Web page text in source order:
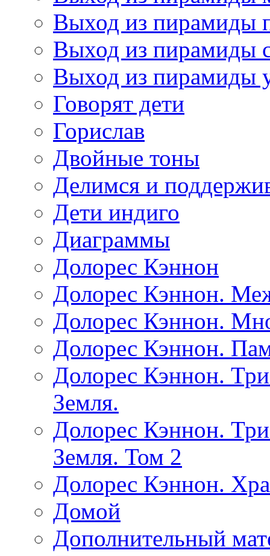
Выход из пирамиды
Выход из пирамиды
Выход из пирамиды
Говорят дети
Горислав
Двойные тоны
Делимся и
Дети индиго
Диаграммы
Долорес Кэннон
Долорес Кэннон.
Долорес Кэннон.
Долорес Кэннон.
Долорес Кэннон.
Земля.
Долорес Кэннон.
Земля. Том 2
Долорес Кэннон.
Домой
Дополнительный